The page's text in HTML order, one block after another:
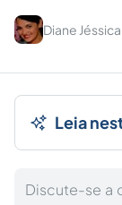
Diane
Leia
Discute-se a